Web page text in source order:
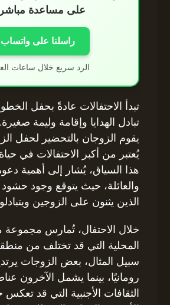
على مساعدة
راسلنا على واتساب
الرد سريع خلال ساعات
تبدأ الاحتفالات عادةً بحفل
تبادل الهدايا وإقامة وليمة
يقوم الزوجان بالتحضير لحفل
يُعتبر من أكبر الاحتفالات في
هذا السياق، يُشار إلى أهمية
والعائلة، حيث يتوقع وجود
الذين يثنون على الزوجين
خلال الاحتفال، تُمارس
المحلية التي قد تختلف من
سبيل المثال، بعض الزوجات
رومانيًا، بينما يشمل الآخرون
الثقافات الأجنبية التي قد